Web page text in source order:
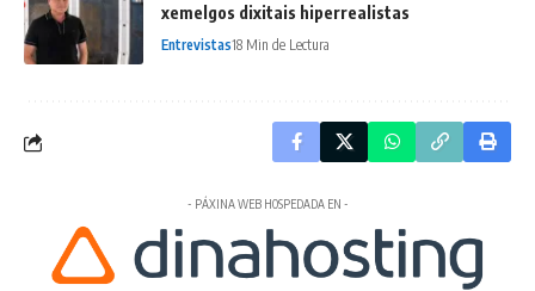
xemelgos dixitais hiperrealistas
Entrevistas18 Min de Lectura
- PÁXINA WEB HOSPEDADA EN -